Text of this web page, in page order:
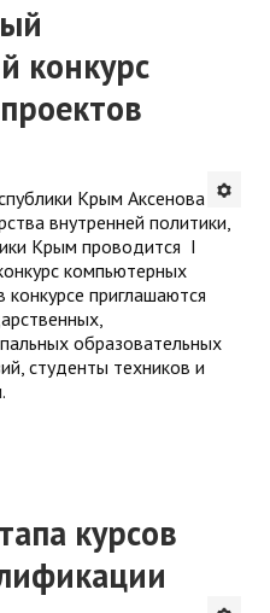
конкурс
Крым Аксенова
внутренней политики,
Крым проводится I
компьютерных
приглашаются
образовательных
студенты техников и
курсов